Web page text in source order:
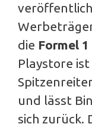
die Formel 1
Playstore
und lässt
sich zurück.